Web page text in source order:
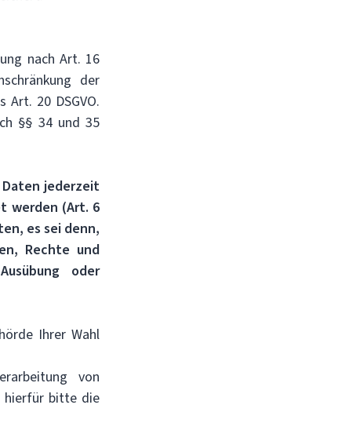
nach Art. 16
der
20 DSGVO.
§§ 34 und 35
Daten jederzeit
werden (Art. 6
es sei denn,
Rechte und
oder
Ihrer Wahl
von
hierfür bitte die